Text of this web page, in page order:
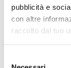
pubblicità e
con altre
raccolto dal tuo
e
2008), senza
valutare se i